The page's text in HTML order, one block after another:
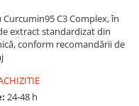
C3 Complex, în
extract standardizat din
conform recomandării de
24-48 h